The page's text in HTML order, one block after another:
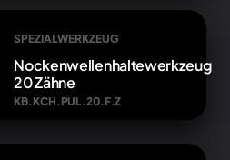
SPEZIALWERKZEUG
Nockenwellenhaltewerkzeug
20 Zähne
KB.KCH.PUL.20.F.Z